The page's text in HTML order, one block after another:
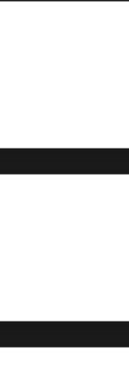
生时的紧急反应
题发生时的紧
须有足够的时间
，需要明确小组